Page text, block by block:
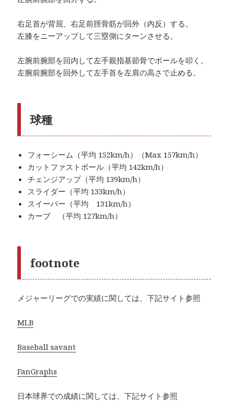
右足首が背屈、右足前脛骨筋が回外（内反）する。
左膝をニーアップして三塁側にターンさせる。
左腕前腕部を回内して左手親指基節骨でボールを叩く。
左腕前腕部を回外して左手首を左肩の高さで止める。
球種
フォーシーム（平均 152km/h）（Max 157km/h）
カットファストボール（平均 142km/h）
チェンジアップ（平均 139km/h）
スライダー（平均 133km/h）
スイーパー（平均 131km/h）
カーブ （平均 127km/h）
footnote
メジャーリーグでの実績に関しては、下記サイト参照
MLB
Baseball savant
FanGraphs
日本球界での成績に関しては、下記サイト参照